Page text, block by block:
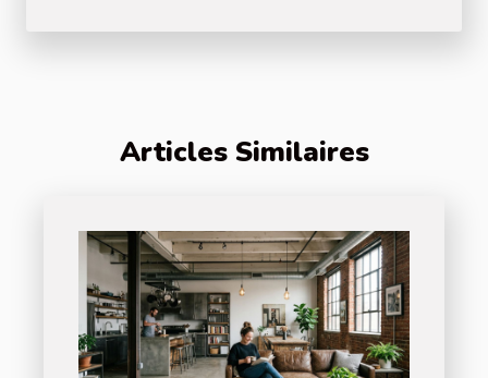
Articles Similaires